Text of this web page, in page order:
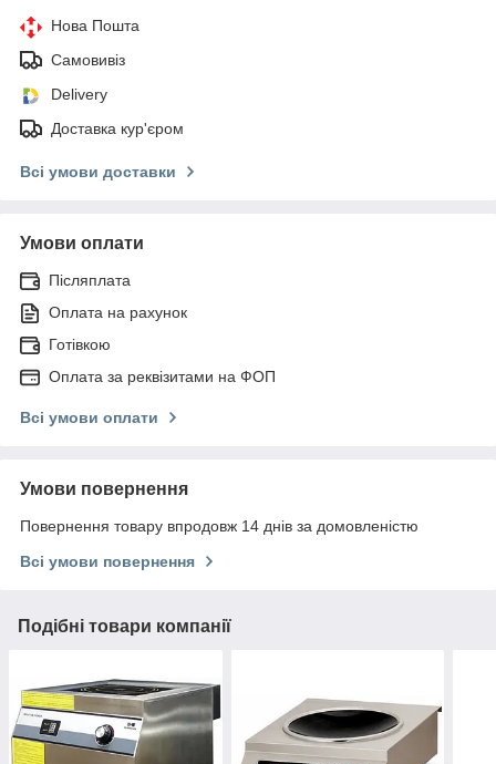
Нова Пошта
Самовивіз
Delivery
Доставка кур'єром
Всі умови доставки
Умови оплати
Післяплата
Оплата на рахунок
Готівкою
Оплата за реквізитами на ФОП
Всі умови оплати
Умови повернення
Повернення товару впродовж 14 днів за домовленістю
Всі умови повернення
Подібні товари компанії